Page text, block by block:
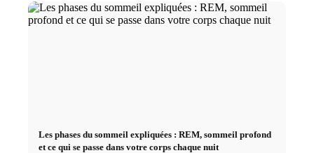
Les phases du sommeil expliquées : REM, sommeil profond
et ce qui se passe dans votre corps chaque nuit